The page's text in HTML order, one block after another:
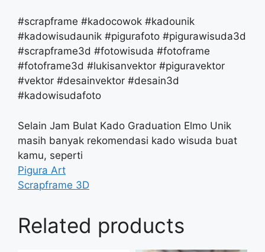
#scrapframe #kadocowok #kadounik
#kadowisudaunik #pigurafoto #pigurawisuda3d
#scrapframe3d #fotowisuda #fotoframe
#fotoframe3d #lukisanvektor #piguravektor
#vektor #desainvektor #desain3d
#kadowisudafoto
Selain Jam Bulat Kado Graduation Elmo Unik
masih banyak rekomendasi kado wisuda buat
kamu, seperti
Pigura Art
Scrapframe 3D
Related products